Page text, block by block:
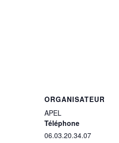
ORGANISATEUR
APEL
Téléphone
06.03.20.34.07